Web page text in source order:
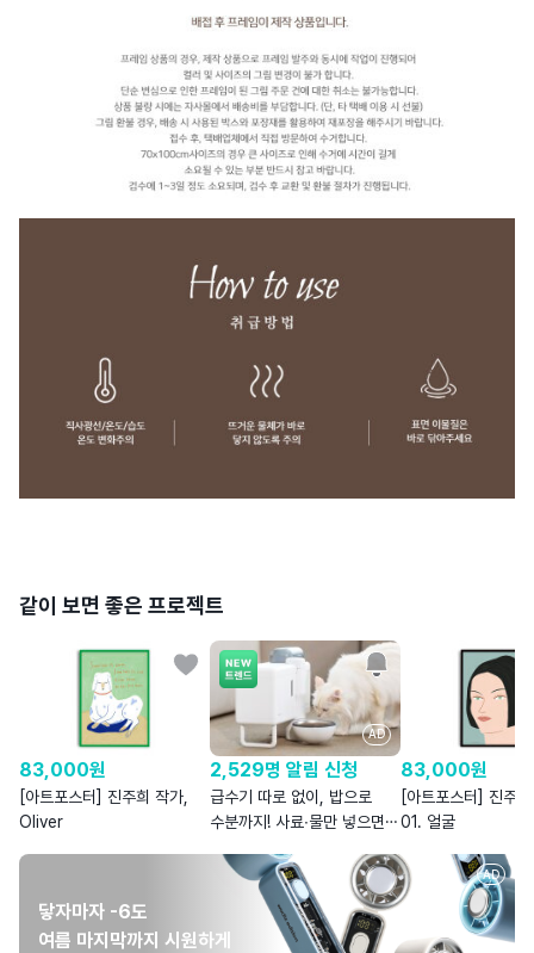
같이 보면 좋은 프로젝트
83,000원
[아트포스터] 진주희 작가,
Oliver
AD
2,529명 알림 신청
급수기 따로 없이, 밥으로
수분까지! 사료∙물만 넣으면
83,000원
[아트포스터] 진주
01. 얼굴
닿자마자 -6도
여름 마지막까지 시원하게
AD